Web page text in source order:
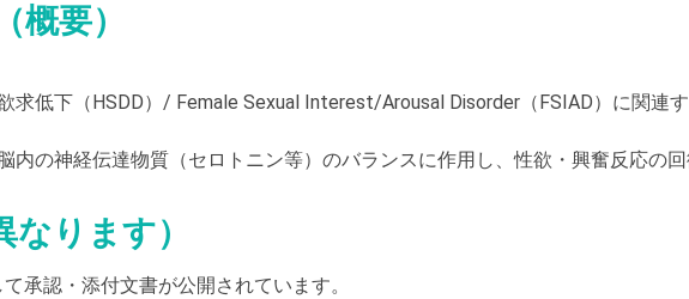
要）
求低下（HSDD）/ Female Sexual Interest/Arousal Disorder（FSIAD）に関連
内の神経伝達物質（セロトニン等）のバランスに作用し、性欲・興奮反応の回
ります）
承認・添付文書が公開されています。